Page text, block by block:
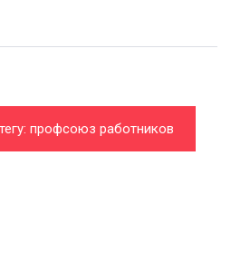
профсоюз работников